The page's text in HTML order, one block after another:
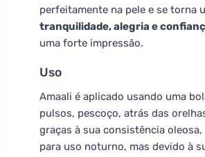
perfeitamente na pele e se torna
tranquilidade, alegria e
uma forte impressão.
Uso
Amaali é aplicado usando uma
pulsos, pescoço, atrás das
graças à sua consistência
para uso noturno, mas devido à